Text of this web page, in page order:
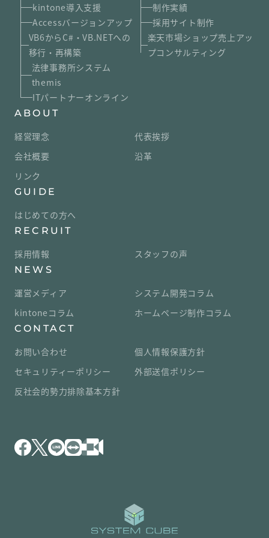
kintone導入支援
Accessバージョンアップ
VB6からC#・VB.NETへの
移行・再構築
法律事務所システム
themis
ITパートナーオンライン
制作実績
採用サイト制作
楽天市場ショップ売上アッ
プコンサルティング
ABOUT
経営理念
代表挨拶
会社概要
沿革
リンク
GUIDE
はじめての方へ
RECRUIT
採用情報 スタッフの声
NEWS
運営メディア
システム開発コラム
kintoneコラム
ホームページ制作コラム
CONTACT
お問い合わせ
個人情報保護方針
セキュリティーポリシー
外部送信ポリシー
反社会的勢力排除基本方針